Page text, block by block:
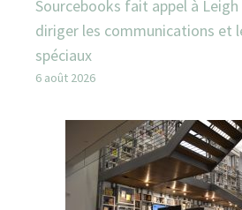
Sourcebooks fait appel à
diriger les communications et
spéciaux
6 août 2026